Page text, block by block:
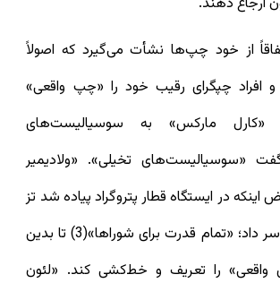
از خود چپ‌ها نشأت می‌گیرد که اصولاً
افراد چپگرای رقیب خود را «چپ واقعی»
«کارل مارکس» به سوسیالیست‌های
«سوسیالیست‌های تخیلی». «ولادیمیر
در ایستگاه قطار پتروگراد پیاده شد تز
اصلی‌اش را علنی سر داد؛ «تمام قدرت برای شوراها»(3) تا بدین
را تعریف و خط‌کشی کند. «لئون